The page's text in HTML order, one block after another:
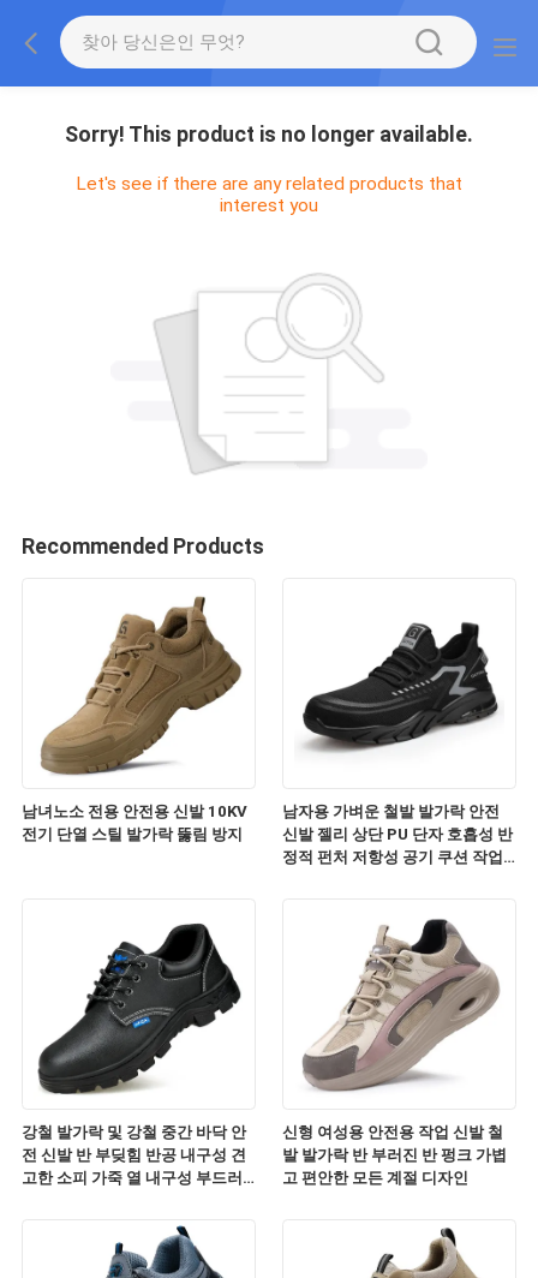
Sorry! This product is no longer available.
Let's see if there are any related products that
interest you
Recommended Products
남녀노소 전용 안전용 신발 10KV
전기 단열 스틸 발가락 뚫림 방지
남자용 가벼운 철발 발가락 안전
신발 젤리 상단 PU 단자 호흡성 반
정적 펀처 저항성 공기 쿠션 작업
강철 발가락 및 강철 중간 바닥 안
전 신발 반 부딪힘 반공 내구성 견
고한 소피 가죽 열 내구성 부드러
신형 여성용 안전용 작업 신발 철
발 발가락 반 부러진 반 펑크 가볍
고 편안한 모든 계절 디자인